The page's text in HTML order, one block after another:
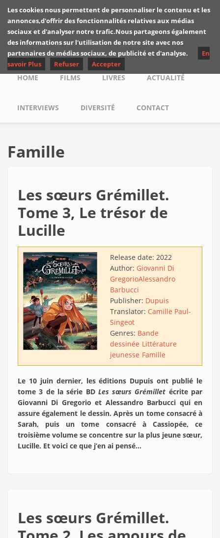
Skip to main content
Les critiques de
Yuyine
Main menu
HOME FILMS LIVRES ACTUALITÉ
INTERVIEWS DIVERSITÉ CONTACT
Famille
Les sœurs Grémillet.
Tome 3, Le trésor de
Lucille
Release date: 2022
Author: Giovanni Di
GregorioAlessandro
Barbucci
Publisher: Dupuis
Translator: Camille Paul-
Singeot
Genres: Bande
dessinée Littérature
jeunesse Famille
Le 10 juin dernier, les éditions Dupuis ont publié le
tome 3 de la série BD Les sœurs Grémillet écrite par
Giovanni Di Gregorio et Alessandro Barbucci qui en
assure également le dessin. Après un tome consacré à
Sarah, puis un tome consacré à Cassiopée, ce
troisième volume se concentre sur la plus jeune sœur,
Lucille. Et voici ce que j’en ai pensé…
Les sœurs Grémillet.
Les cookies nous permettent de personnaliser le contenu et les
annonces,d'offrir des fonctionnalités relatives aux médias
sociaux et d'analyser notre trafic.Nous partageons également
des informations sur l'utilisation de notre site avec nos
partenaires de médias sociaux, de publicité et d'analyse.
En
savoir Plus
Refuser Accepter